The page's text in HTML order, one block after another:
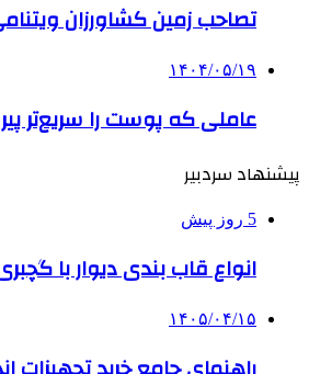
تصاحب زمین کشاورزان
۱۴۰۴/۰۵/۱۹
عاملی که پوست را سریع‌تر
پیشنهاد سردبیر
5 روز پیش
انواع قاب بندی دیوار با
۱۴۰۵/۰۴/۱۵